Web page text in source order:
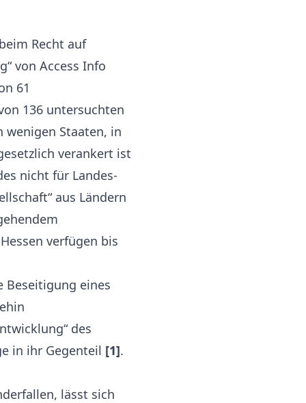
Recht auf
von Access Info
61
136 untersuchten
wenigen Staaten, in
verankert ist
nicht für Landes-
aus Ländern
verfügen bis
Beseitigung eines
des
in ihr Gegenteil [1].
lässt sich